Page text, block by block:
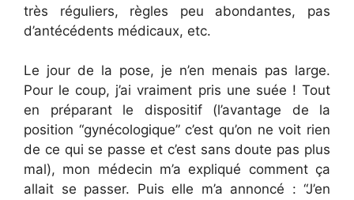
très réguliers, règles peu abondantes, pas
d’antécédents médicaux, etc.
Le jour de la pose, je n’en menais pas large.
Pour le coup, j’ai vraiment pris une suée ! Tout
en préparant le dispositif (l’avantage de la
position “gynécologique” c’est qu’on ne voit rien
de ce qui se passe et c’est sans doute pas plus
mal), mon médecin m’a expliqué comment ça
allait se passer. Puis elle m’a annoncé : “J’en